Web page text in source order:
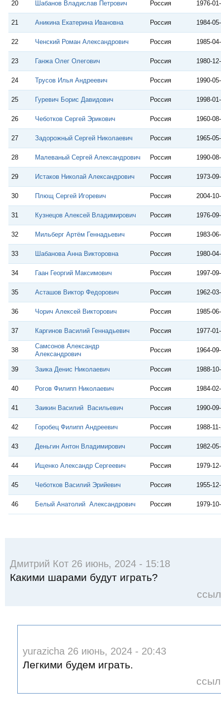
20 Шабанов Владислав Петрович Россия 1976-
21 Аникина Екатерина Ивановна Россия 1984-
22 Ченский Роман Александрович Россия 1985-
23 Ганжа Олег Олегович Россия 1980-
24 Трусов Илья Андреевич Россия 1990-
25 Гуревич Борис Давидович Россия 1998-
26 Чеботков Сергей Эрикович Россия 1960-
27 Задорожный Сергей Николаевич Россия 1965-
28 Малеваный Сергей Александрович Россия 1990-
29 Истаков Николай Александрович Россия 1973-
30 Плющ Сергей Игоревич Россия 2004-
31 Кузнецов Алексей Владимирович Россия 1976-
32 Мильберг Артём Геннадьевич Россия 1983-
33 Шабанова Анна Викторовна Россия 1980-
34 Гаан Георгий Максимович Россия 1997-
35 Асташов Виктор Федорович Россия 1962-
36 Чорич Алексей Викторович Россия 1985-
37 Каргинов Василий Геннадьевич Россия 1977-
38
Самсонов Александр
Александрович
Россия 1964-
39 Заика Денис Николаевич Россия 1988-
40 Рогов Филипп Николаевич Россия 1984-
41 Заикин Василий Васильевич Россия 1990-
42 Горобец Филипп Андреевич Россия 1988-
43 Деньгин Антон Владимирович Россия 1982-
44 Ищенко Александр Сергеевич Россия 1979-
45 Чеботков Василий Эрийевич Россия 1955-
46 Белый Анатолий Александрович Россия 1979-
Дмитрий Кот 26 июнь, 2024 - 15:18
Какими шарами будут играть?
yurazicha 26 июнь, 2024 - 20:43
Легкими будем играть.